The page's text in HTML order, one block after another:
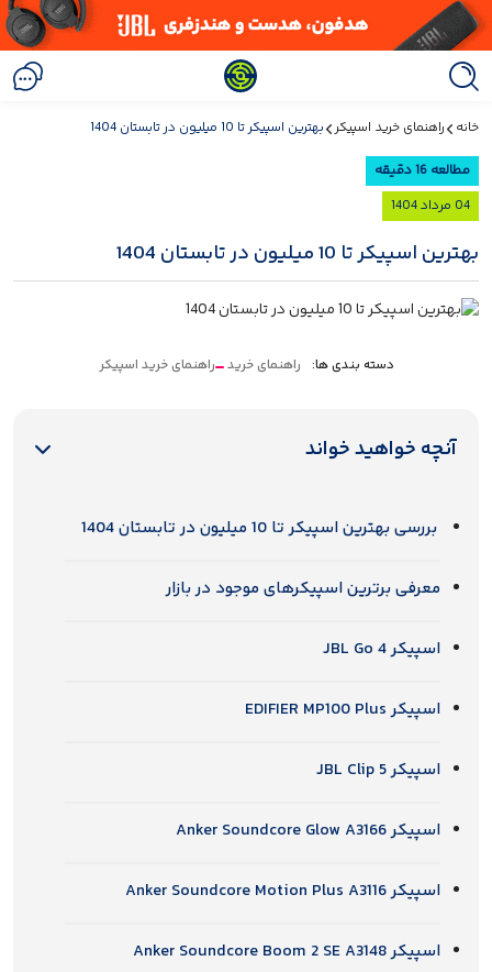
خرید اسپیکر بهترین اسپیکر تا 10 میلیون در تابستان 1404
در تابستان 1404
راهنمای خرید راهنمای خرید اسپیکر
خواند
اسپیکر تا 10 میلیون در تابستان 1404
برترین اسپیکرهای موجود در بازار